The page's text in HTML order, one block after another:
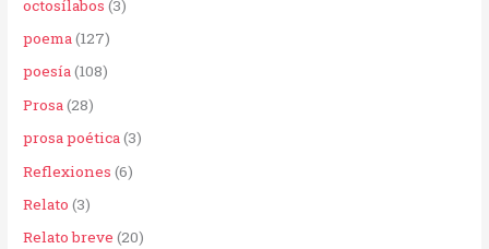
octosílabos (3)
poema(127)
poesía(108)
Prosa(28)
prosa poética(3)
Reflexiones (6)
Relato (3)
Relato breve (20)